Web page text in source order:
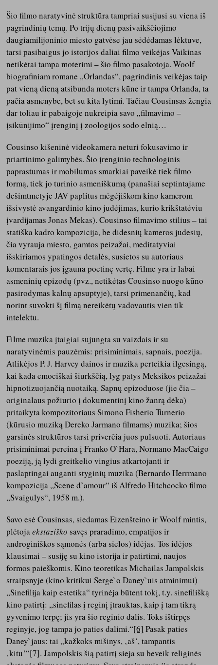
Šio filmo naratyvinė struktūra tampriai susijusi su viena iš
pagrindinių temų. Po trijų dienų pasivaikščiojimo
daugiamilijoninio miesto gatvėse jau sėdėdamas lėktuve,
tarsi pasibaigus jo istorijos daliai filmo veikėjas Vaikinas
netikėtai tampa moterimi – šio filmo pasakotoja. Woolf
biografiniam romane „Orlandas“, pagrindinis veikėjas taip
pat vieną dieną atsibunda moters kūne ir tampa Orlanda, ta
pačia asmenybe, bet su kita lytimi. Tačiau Cousinsas žengia
dar toliau ir pabaigoje nukreipia savo „filmavimo –
įsikūnijimo“ įrenginį į zoologijos sodo elnią…
Cousinso kišeninė videokamera neturi fokusavimo ir
priartinimo galimybės. Šio įrenginio technologinis
paprastumas ir mobilumas smarkiai paveikė tiek filmo
formą, tiek jo turinio asmeniškumą (panašiai septintajame
dešimtmetyje JAV paplitus mėgėjiškom kino kamerom
išsivystė avangardinio kino judėjimas, kurio krikštatėviu
įvardijamas Jonas Mekas). Cousinso filmavimo stilius – tai
statiška kadro kompozicija, be didesnių kameros judesių,
čia vyrauja miesto, gamtos peizažai, meditatyviai
išskiriamos ypatingos detalės, susietos su autoriaus
komentarais jos įgauna poetinę vertę. Filme yra ir labai
asmeninių epizodų (pvz., netikėtas Cousinso nuogo kūno
pasirodymas kalnų apsuptyje), tarsi primenančių, kad
norint suvokti šį filmą nereikėtų vadovautis vien tik
intelektu.
Filme muzika įtaigiai sujungta su vaizdais ir su
naratyvinėmis pauzėmis: prisiminimais, sapnais, poezija.
Atlikėjos P. J. Harvey dainos ir muzika perteikia ilgesingą,
kai kada emociškai šiurkščią, lyg patys Meksikos peizažai
hipnotizuojančią nuotaiką. Sapnų epizoduose (jie čia –
originalaus požiūrio į dokumentinį kino žanrą dėka)
pritaikyta kompozitoriaus Simono Fisherio Turnerio
(kūrusio muziką Dereko Jarmano filmams) muzika; šios
garsinės struktūros tarsi priverčia juos pulsuoti. Autoriaus
prisiminimai pereina į Franko O`Hara, Normano MacCaigo
poeziją, ją lydi greitkelio vingius atkartojanti ir
paslaptingai auganti styginių muzika (Bernardo Herrmano
kompozicija „Scene d’amour“ iš Alfredo Hitchcocko filmo
„Svaigulys“, 1958 m.).
Savo esė Cousinsas, siedamas Eizenšteino ir Woolf mintis,
plėtojaekstaziško savęs praradimo, empatijos ir
androginiškos sąmonės (arba sielos) idėjas. Tos idėjos –
klausimai – susiję su kino istorija ir patirtimi, naujos
formos paieškomis. Kino teoretikas Michailas Jampolskis
straipsnyje (kino kritikui Serge`o Daney`uis atminimui)
„Sinefilija kaip estetika“ tyrinėja būtent tokį, t.y. sinefilišką
kino patirtį: „sinefilas į reginį įtrauktas, kaip į tam tikrą
gyvenimo terpę; jis yra šio reginio dalis. Toks ištirpęs
reginyje, jog tampa jo paties dalimi.“[6] Pasak paties
Daney`jaus: tai „kažkoks mišinys, ‚aš‘, tampantis
‚kitu‘“[7]. Jampolskis šią patirtį sieja su beveik religinės